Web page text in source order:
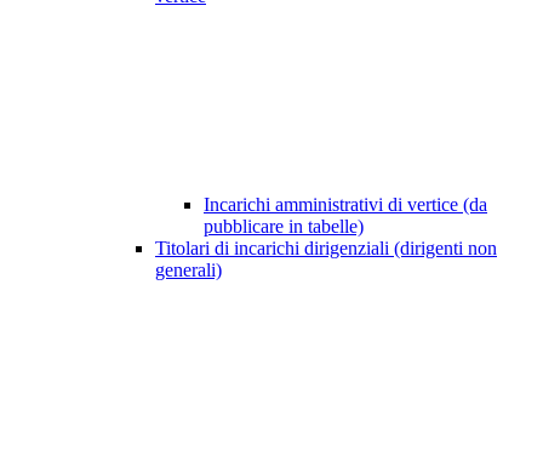
Incarichi amministrativi di vertice (da
pubblicare in tabelle)
Titolari di incarichi dirigenziali (dirigenti non
generali)